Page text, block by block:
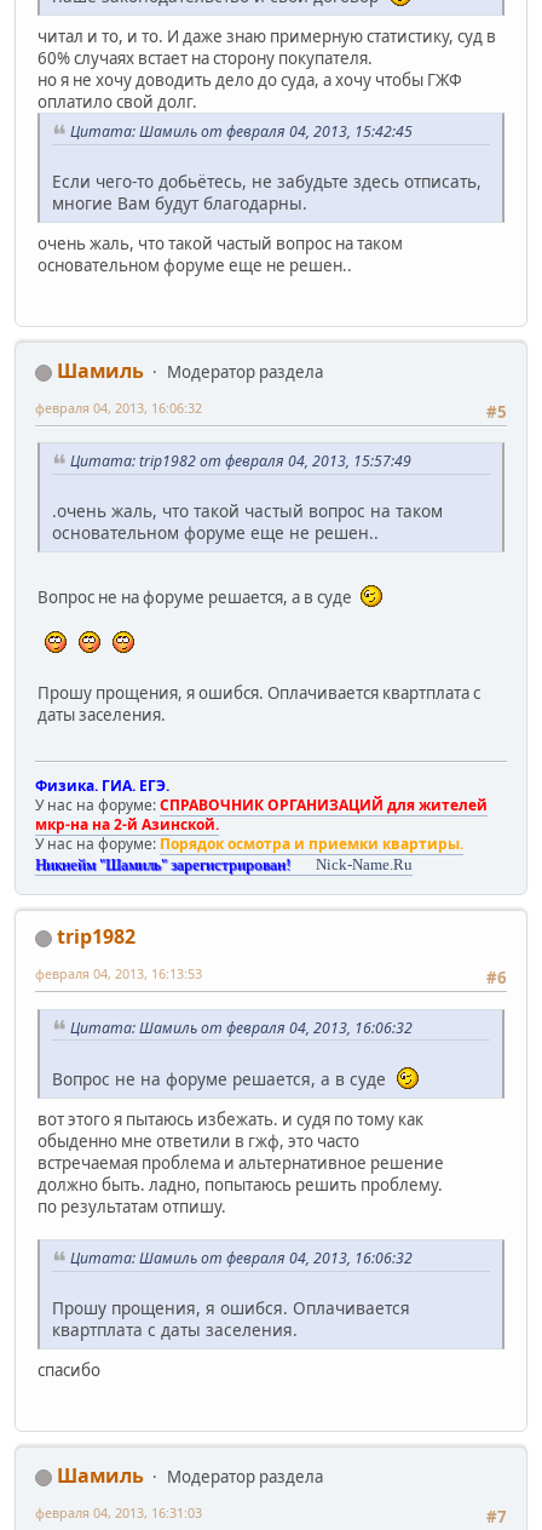
читал и то, и то. И даже знаю примерную статистику, суд в
60% случаях встает на сторону покупателя.
но я не хочу доводить дело до суда, а хочу чтобы ГЖФ
оплатило свой долг.
Цитата: Шамиль от февраля 04, 2013, 15:42:45
Если чего-то добьётесь, не забудьте здесь отписать,
многие Вам будут благодарны.
очень жаль, что такой частый вопрос на таком
основательном форуме еще не решен..
Шамиль
Модератор раздела
#5
февраля 04, 2013, 16:06:32
Цитата: trip1982 от февраля 04, 2013, 15:57:49
.очень жаль, что такой частый вопрос на таком
основательном форуме еще не решен..
Вопрос не на форуме решается, а в суде
Прошу прощения, я ошибся. Оплачивается квартплата с
даты заселения.
Физика. ГИА. ЕГЭ.
У нас на форуме:СПРАВОЧНИК ОРГАНИЗАЦИЙ для жителей
мкр-на на 2-й Азинской.
У нас на форуме: Порядок осмотра и приемки квартиры.
Никнейм "Шамиль" зарегистрирован! Nick-Name.Ru
trip1982
#6
февраля 04, 2013, 16:13:53
Цитата: Шамиль от февраля 04, 2013, 16:06:32
Вопрос не на форуме решается, а в суде
вот этого я пытаюсь избежать. и судя по тому как
обыденно мне ответили в гжф, это часто
встречаемая проблема и альтернативное решение
должно быть. ладно, попытаюсь решить проблему.
по результатам отпишу.
Цитата: Шамиль от февраля 04, 2013, 16:06:32
Прошу прощения, я ошибся. Оплачивается
квартплата с даты заселения.
спасибо
Шамиль
Модератор раздела
#7
февраля 04, 2013, 16:31:03